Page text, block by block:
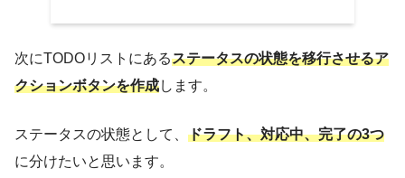
次にTODOリストにあるステータスの状態を移行させるア
クションボタンを作成します。
ステータスの状態として、 ドラフト、対応中、完了の3つ
に分けたいと思います。